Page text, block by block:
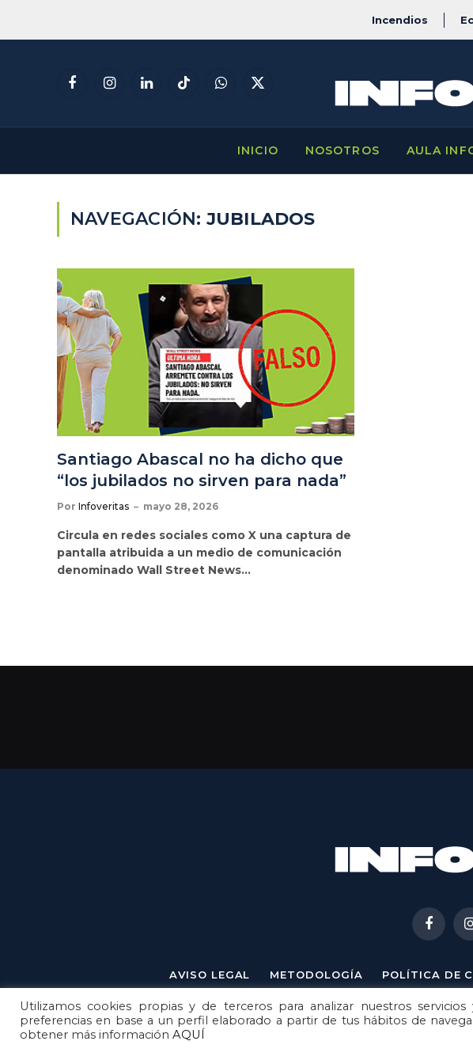
Incendios
FacebookInstagramLinkedInTikTokWhatsApp
X
INICIO NOSOTROS AULA
NAVEGACIÓN: JUBILADOS
Santiago Abascal no ha dicho que
“los jubilados no sirven para nada”
Por Infoveritas mayo 28, 2026
Circula en redes sociales como X una captura de
pantalla atribuida a un medio de comunicación
denominado Wall Street News…
AVISO LEGAL METODOLOGÍA POLÍTICA DE
© 2026
Utilizamos cookies propias y de terceros para analizar nuestros
preferencias en base a un perfil elaborado a partir de tus hábitos de
obtener más información AQUÍ